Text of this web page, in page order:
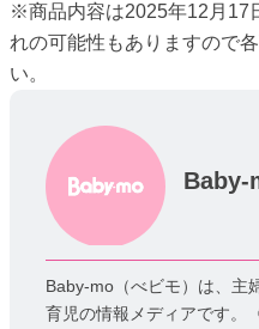
※商品内容は2025年12月17
れの可能性もありますので
い。
Baby-
Baby-mo（べビモ）は、主
育児の情報メディアです。